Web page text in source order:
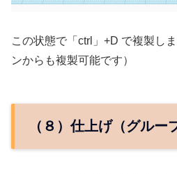
この状態で「ctrl」+D で複製し
ンからも複製可能です）
（８）仕上げ（グルー